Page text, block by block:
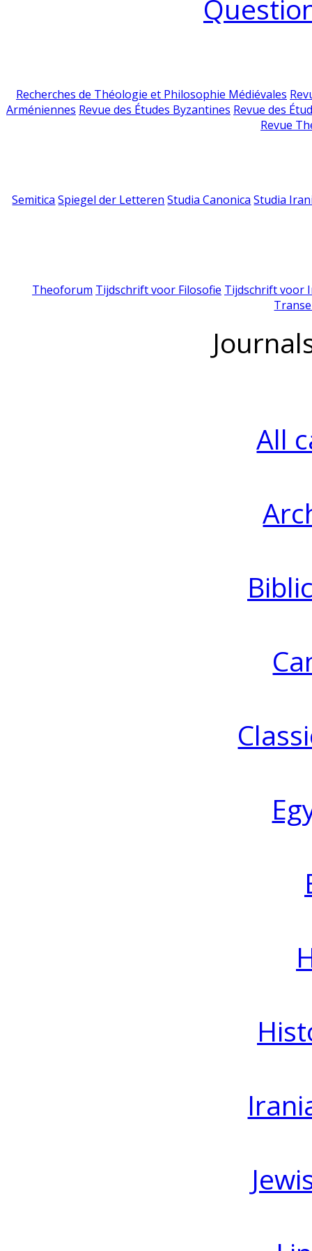
Recherches de Théologie et Philosophie Médiévales
Arméniennes Revue des Études Byzantines Revue des
Revue
Semitica Spiegel der Letteren Studia Canonica Studia
Theoforum Tijdschrift voor Filosofie Tijdschrift voor
All